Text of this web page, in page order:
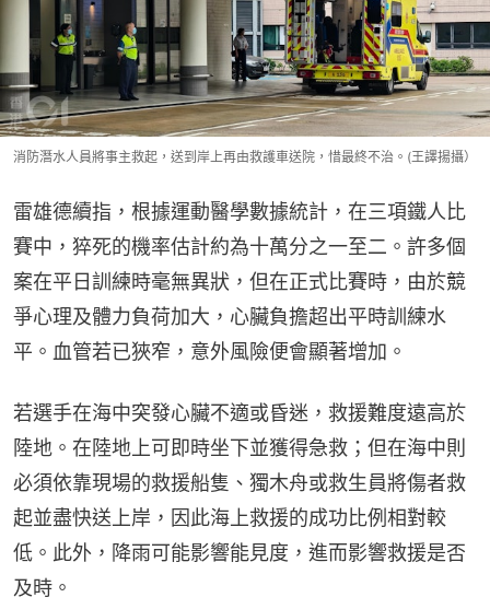
消防潛水人員將事主救起，送到岸上再由救護車送院，惜最終不治。(王譯揚攝）
雷雄德續指，根據運動醫學數據統計，在三項鐵人比
賽中，猝死的機率估計約為十萬分之一至二。許多個
案在平日訓練時毫無異狀，但在正式比賽時，由於競
爭心理及體力負荷加大，心臟負擔超出平時訓練水
平。血管若已狹窄，意外風險便會顯著增加。
若選手在海中突發心臟不適或昏迷，救援難度遠高於
陸地。在陸地上可即時坐下並獲得急救；但在海中則
必須依靠現場的救援船隻、獨木舟或救生員將傷者救
起並盡快送上岸，因此海上救援的成功比例相對較
低。此外，降雨可能影響能見度，進而影響救援是否
及時。